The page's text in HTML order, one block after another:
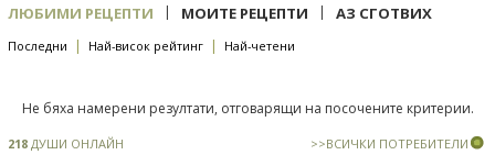
ЛЮБИМИ РЕЦЕПТИ | МОИТЕ РЕЦЕПТИ | АЗ СГОТВИХ
Последни | Най-висок рейтинг | Най-четени
Не бяха намерени резултати, отговарящи на посочените критерии.
218 ДУШИ ОНЛАЙН >>ВСИЧКИ ПОТРЕБИТЕЛИ